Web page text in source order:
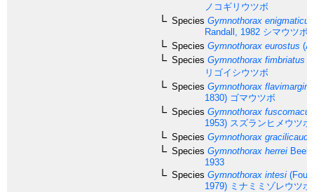
ノコギリウツボ
Species Gymnothorax enigmaticus
Randall, 1982 シマウツボ
Species Gymnothorax eurostus
Species Gymnothorax fimbriatus
リゴイシウツボ
Species Gymnothorax
1830) ゴマウツボ
Species Gymnothorax
1953) スズランヒメウツボ
Species Gymnothorax gracilicauda
Species Gymnothorax herrei
1933
Species Gymnothorax intesi
1979) ミナミミゾレウツボ